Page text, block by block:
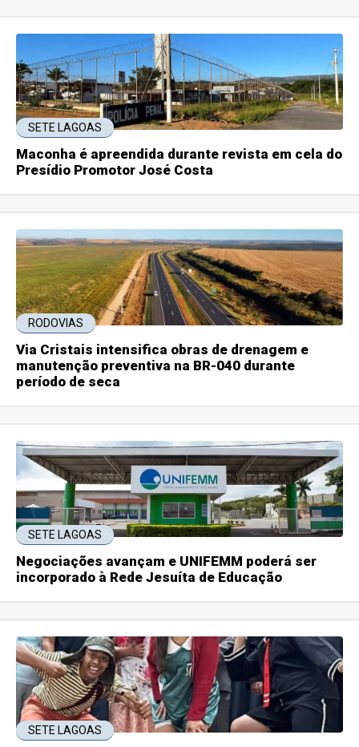
SETE LAGOAS
Maconha é apreendida durante revista em cela do
Presídio Promotor José Costa
RODOVIAS
Via Cristais intensifica obras de drenagem e
manutenção preventiva na BR-040 durante
período de seca
SETE LAGOAS
Negociações avançam e UNIFEMM poderá ser
incorporado à Rede Jesuíta de Educação
SETE LAGOAS